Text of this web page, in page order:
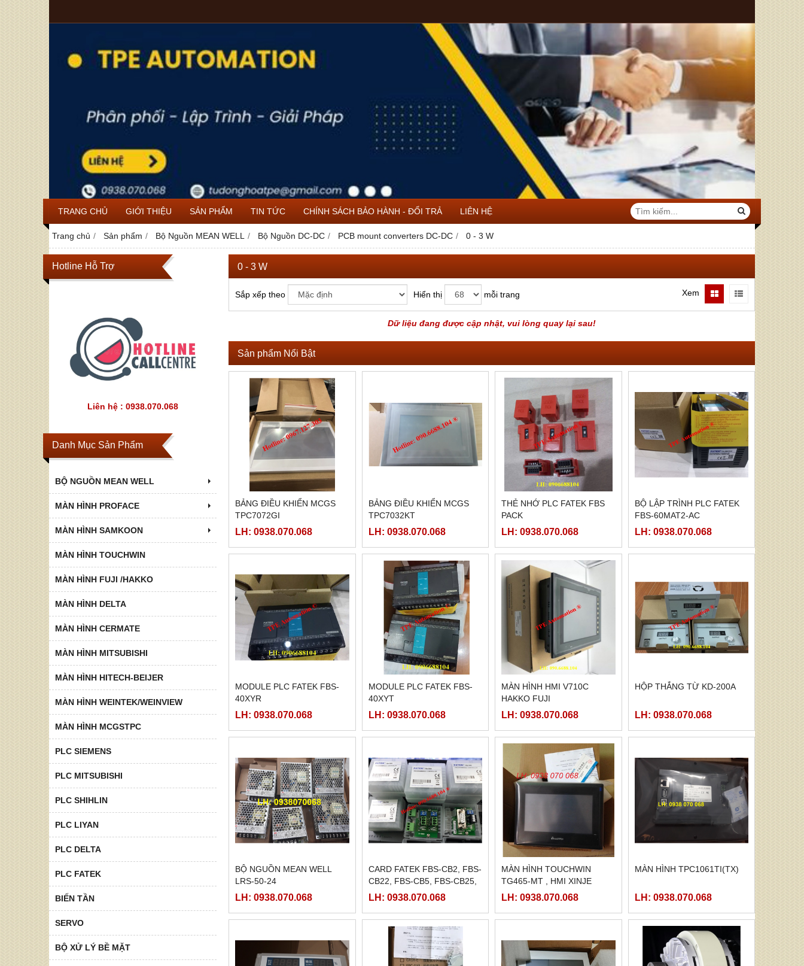
TRANG CHỦ GIỚI THIỆU SẢN PHẨM TIN TỨC CHÍNH SÁCH BẢO HÀNH - ĐỔI TRẢ LIÊN HỆ
Trang chủ Sản phẩm Bộ Nguồn MEAN WELL Bộ Nguồn DC-DC PCB mount converters DC-DC 0 - 3 W
Hotline Hỗ Trợ
Liên hệ : 0938.070.068
Danh Mục Sản Phẩm
BỘ NGUỒN MEAN WELL
MÀN HÌNH PROFACE
MÀN HÌNH SAMKOON
MÀN HÌNH TOUCHWIN
MÀN HÌNH FUJI /HAKKO
MÀN HÌNH DELTA
MÀN HÌNH CERMATE
MÀN HÌNH MITSUBISHI
MÀN HÌNH HITECH-BEIJER
MÀN HÌNH WEINTEK/WEINVIEW
MÀN HÌNH MCGSTPC
PLC SIEMENS
PLC MITSUBISHI
PLC SHIHLIN
PLC LIYAN
PLC DELTA
PLC FATEK
BIẾN TẦN
SERVO
BỘ XỬ LÝ BỀ MẶT
0 - 3 W
Sắp xếp theo Hiển thị mỗi trang Xem
Dữ liệu đang được cập nhật, vui lòng quay lại sau!
Sản phẩm Nổi Bật
BẢNG ĐIỀU KHIỂN MCGS
TPC7072GI
LH: 0938.070.068
BẢNG ĐIỀU KHIỂN MCGS
TPC7032KT
LH: 0938.070.068
THẺ NHỚ PLC FATEK FBS
PACK
LH: 0938.070.068
BỘ LẬP TRÌNH PLC FATEK
FBS-60MAT2-AC
LH: 0938.070.068
MODULE PLC FATEK FBS-
40XYR
LH: 0938.070.068
MODULE PLC FATEK FBS-
40XYT
LH: 0938.070.068
MÀN HÌNH HMI V710C
HAKKO FUJI
LH: 0938.070.068
HỘP THẮNG TỪ KD-200A
LH: 0938.070.068
BỘ NGUỒN MEAN WELL
LRS-50-24
LH: 0938.070.068
CARD FATEK FBS-CB2, FBS-
CB22, FBS-CB5, FBS-CB25,
FBS-CB55
LH: 0938.070.068
MÀN HÌNH TOUCHWIN
TG465-MT , HMI XINJE
TG465-MT
LH: 0938.070.068
MÀN HÌNH TPC1061TI(TX)
LH: 0938.070.068